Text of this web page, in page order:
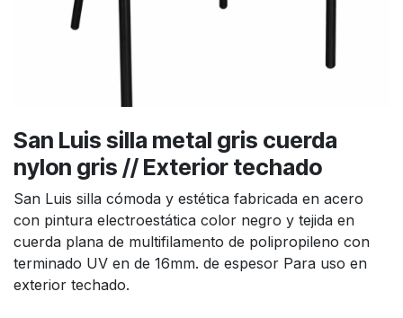
San Luis silla metal gris cuerda
nylon gris // Exterior techado
San Luis silla cómoda y estética fabricada en acero
con pintura electroestática color negro y tejida en
cuerda plana de multifilamento de polipropileno con
terminado UV en de 16mm. de espesor Para uso en
exterior techado.